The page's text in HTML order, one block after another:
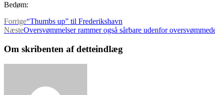
Bedøm:
Forrige“Thumbs up” til Frederikshavn
NæsteOversvømmelser rammer også sårbare udenfor
Om skribenten af detteindlæg